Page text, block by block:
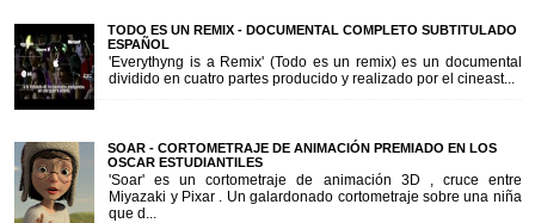
TODO ES UN REMIX - DOCUMENTAL COMPLETO SUBTITULADO
ESPAÑOL
'Everythyng is a Remix' (Todo es un remix) es un documental
dividido en cuatro partes producido y realizado por el cineast...
SOAR - CORTOMETRAJE DE ANIMACIÓN PREMIADO EN LOS
OSCAR ESTUDIANTILES
'Soar' es un cortometraje de animación 3D , cruce entre
Miyazaki y Pixar . Un galardonado cortometraje sobre una niña
que d...